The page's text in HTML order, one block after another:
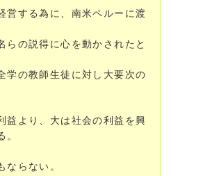
営する為に、南米ペルーに渡
らの説得に心を動かされたと
学の教師生徒に対し大要次の
益より、大は社会の利益を興
。
らない。